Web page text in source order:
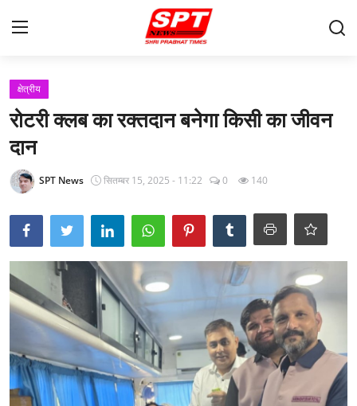
मुखपृष्ठ
About-Us
क्षेत्रीय
Gallery
विदेश
मध्यप्रदेश
क्षेत्रीय
रोटरी क्लब का रक्तदान बनेगा किसी का जीवन
दान
SPT News सितम्बर 15, 2025 - 11:22 0 140